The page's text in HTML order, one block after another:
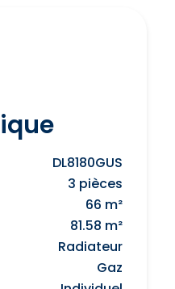
DL8180GUS
3 pièces
66 m²
81.58 m²
Radiateur
Gaz